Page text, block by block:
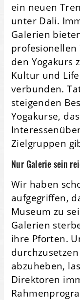
ein neuen
unter Dali.
Galerien
profesionellen
den Yogakurs
Kultur und
verbunden.
steigenden
Yogakurse,
Zielgruppen
Nur Galerie sein
Wir haben
aufgegriffen,
Museum zu
Galerien
ihre Pforten.
abzuheben,
Direktoren